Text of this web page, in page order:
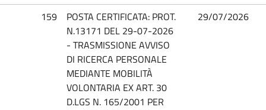
159
POSTA CERTIFICATA: PROT.
N.13171 DEL 29-07-2026
- TRASMISSIONE AVVISO
DI RICERCA PERSONALE
MEDIANTE MOBILITÀ
VOLONTARIA EX ART. 30
D.LGS N. 165/2001 PER
29/07/2026